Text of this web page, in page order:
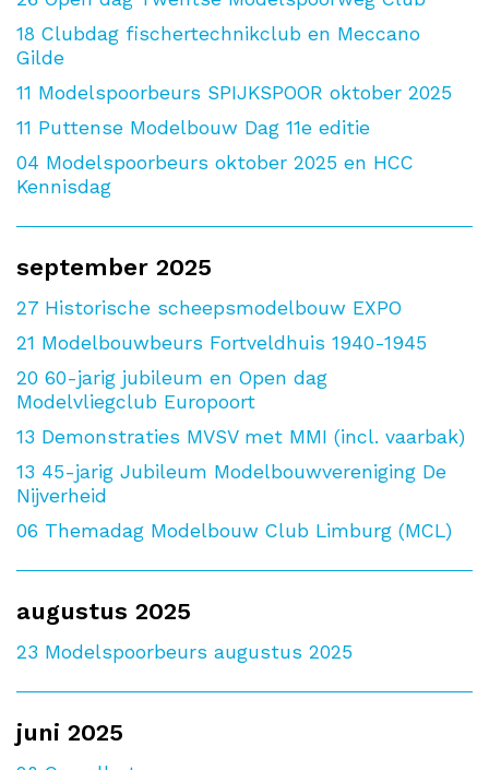
18 Clubdag fischertechnikclub en Meccano
Gilde
11 Modelspoorbeurs SPIJKSPOOR oktober 2025
11 Puttense Modelbouw Dag 11e editie
04 Modelspoorbeurs oktober 2025 en HCC
Kennisdag
september 2025
27 Historische scheepsmodelbouw EXPO
21 Modelbouwbeurs Fortveldhuis 1940-1945
20 60-jarig jubileum en Open dag
Modelvliegclub Europoort
13 Demonstraties MVSV met MMI (incl. vaarbak)
13 45-jarig Jubileum Modelbouwvereniging De
Nijverheid
06 Themadag Modelbouw Club Limburg (MCL)
augustus 2025
23 Modelspoorbeurs augustus 2025
juni 2025